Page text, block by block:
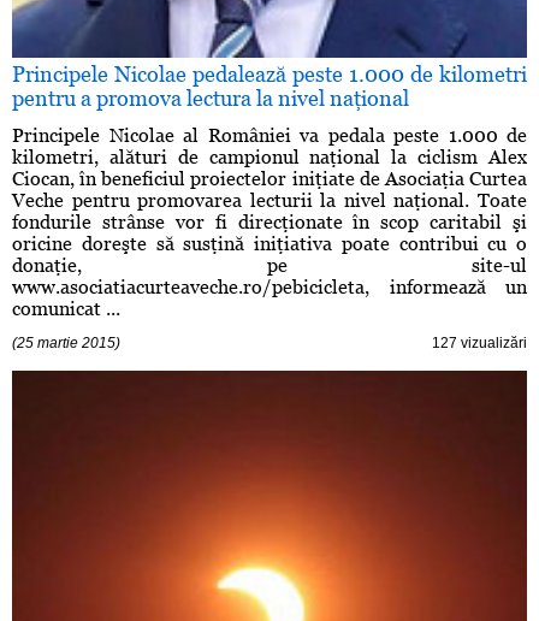
Principele Nicolae pedalează peste 1.000 de kilometri
pentru a promova lectura la nivel naţional
Principele Nicolae al României va pedala peste 1.000 de
kilometri, alături de campionul naţional la ciclism Alex
Ciocan, în beneficiul proiectelor iniţiate de Asociaţia Curtea
Veche pentru promovarea lecturii la nivel naţional. Toate
fondurile strânse vor fi direcţionate în scop caritabil şi
oricine doreşte să susţină iniţiativa poate contribui cu o
donaţie, pe site-ul
www.asociatiacurteaveche.ro/pebicicleta, informează un
comunicat ...
(25 martie 2015) 127 vizualizări